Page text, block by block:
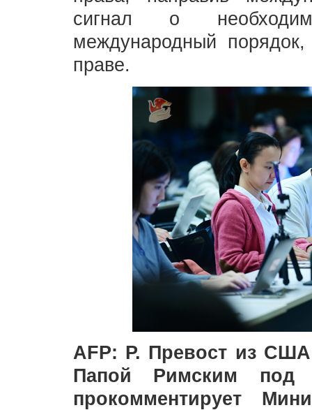
сигнал о
международный
праве.
AFP: Р. Превост из
Папой Римским
прокомментирует